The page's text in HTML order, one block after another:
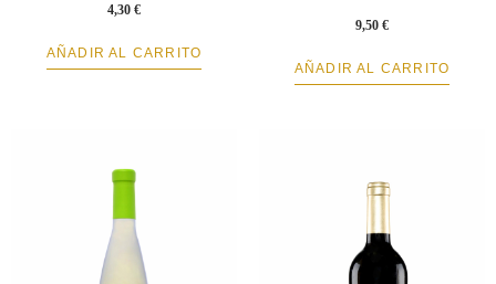
4,30 €
AÑADIR AL CARRITO
9,50 €
AÑADIR AL CARRITO